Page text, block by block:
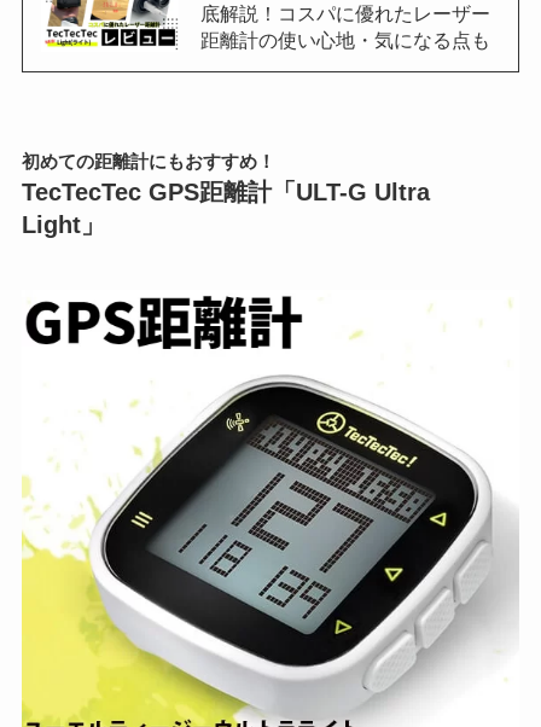
底解説！コスパに優れたレーザー
距離計の使い心地・気になる点も
初めての距離計にもおすすめ！
TecTecTec GPS距離計「ULT-G Ultra
Light」